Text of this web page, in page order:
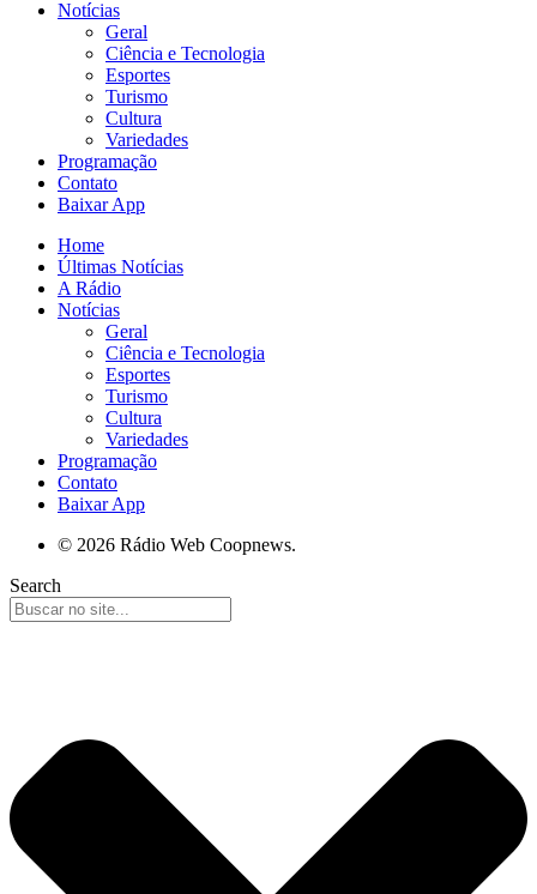
Notícias
Geral
Ciência e Tecnologia
Esportes
Turismo
Cultura
Variedades
Programação
Contato
Baixar App
Home
Últimas Notícias
A Rádio
Notícias
Geral
Ciência e Tecnologia
Esportes
Turismo
Cultura
Variedades
Programação
Contato
Baixar App
© 2026 Rádio Web Coopnews.
Search